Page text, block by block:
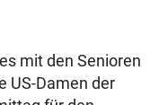
mit den Senioren
US-Damen der